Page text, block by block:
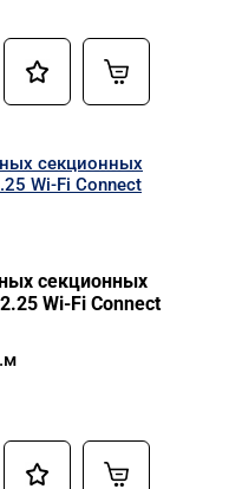
секционных
Wi-Fi Connect